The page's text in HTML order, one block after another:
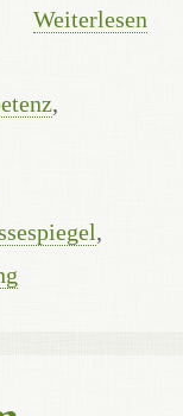
Weiterlesen
,
,